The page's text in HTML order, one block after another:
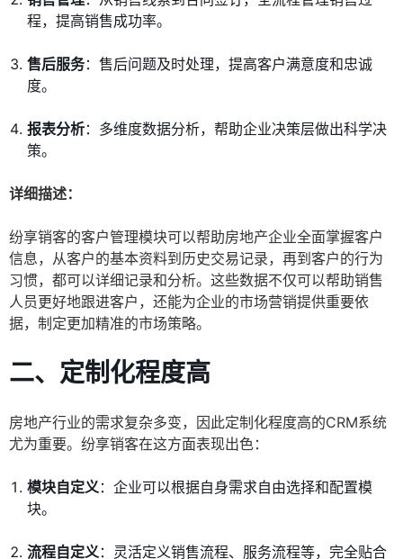
程，提高销售成功率。
售后服务：售后问题及时处理，提高客户满意度和忠诚
度。
报表分析：多维度数据分析，帮助企业决策层做出科学决
策。
详细描述：
纷享销客的客户管理模块可以帮助房地产企业全面掌握客户
信息，从客户的基本资料到历史交易记录，再到客户的行为
习惯，都可以详细记录和分析。这些数据不仅可以帮助销售
人员更好地跟进客户，还能为企业的市场营销提供重要依
据，制定更加精准的市场策略。
二、定制化程度高
房地产行业的需求复杂多变，因此定制化程度高的CRM系统
尤为重要。纷享销客在这方面表现出色：
模块自定义：企业可以根据自身需求自由选择和配置模
块。
流程自定义：灵活定义销售流程、服务流程等，完全贴合